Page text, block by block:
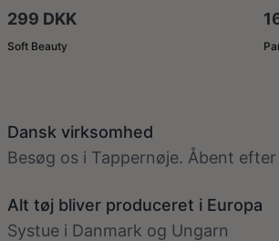
299 DKK
Soft Beauty
Dansk virksomhed
Besøg os i Tappernøje. Åbent
Alt tøj bliver produceret i Europa
Systue i Danmark og Ungarn